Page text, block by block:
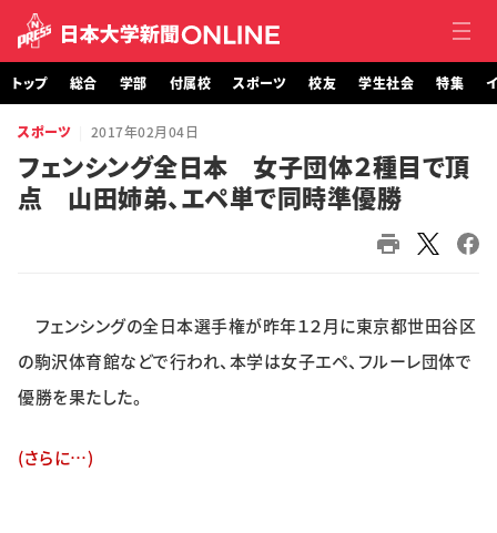
トップ
総合
スポーツ
学生社会
トップ 総合 学部 付属校 スポーツ 校友 学生社会 特集
スポーツ 2017年02月04日
フェンシング全日本 女子団体２種目で頂
点 山田姉弟、エペ単で同時準優勝
フェンシングの全日本選手権が昨年１２月に東京都世田谷区
の駒沢体育館などで行われ、本学は女子エペ、フルーレ団体で
優勝を果たした。
(さらに…)